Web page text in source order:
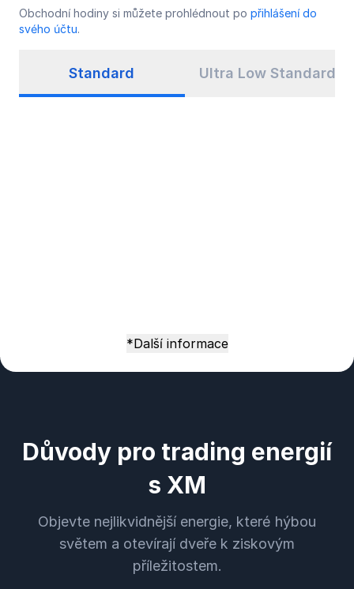
Obchodní hodiny si můžete prohlédnout po přihlášení do
svého účtu.
Standard Ultra Low Standard
*Další informace
Důvody pro trading energií
s XM
Objevte nejlikvidnější energie, které hýbou
světem a otevírají dveře k ziskovým
příležitostem.